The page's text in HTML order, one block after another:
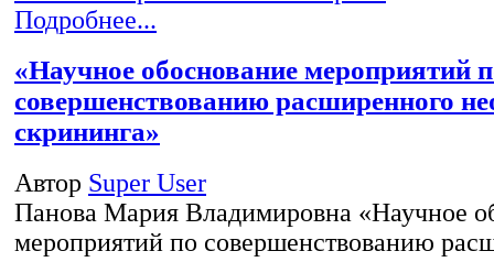
Подробнее...
«Научное обоснование мероприятий
совершенствованию расширенного
скрининга»
Автор Super User
Панова Мария Владимировна «Научное
мероприятий по совершенствованию